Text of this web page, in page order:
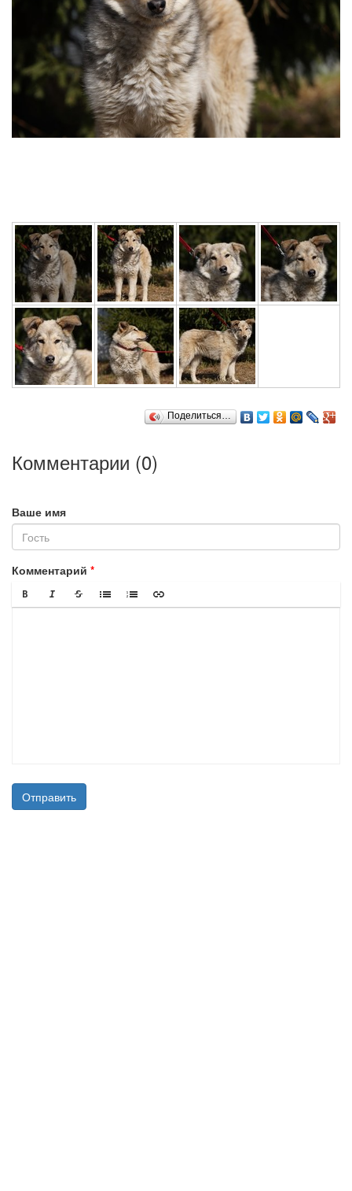
Поделиться…
Комментарии (0)
Ваше имя
Комментарий
Отправить